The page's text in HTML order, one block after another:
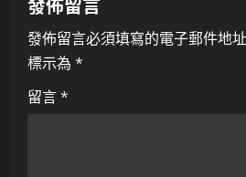
i
g
a
發佈留言必須填寫的電子郵件地
標示為 *
留言*